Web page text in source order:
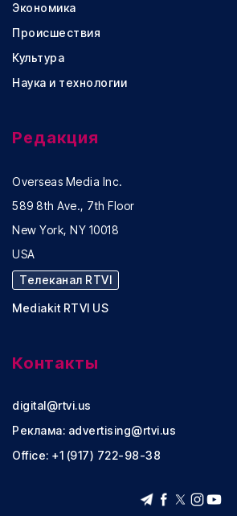
Экономика
Происшествия
Культура
Наука и технологии
Редакция
Overseas Media Inc.
589 8th Ave., 7th Floor
New York, NY 10018
USA
Телеканал RTVI
Mediakit RTVI US
Контакты
digital@rtvi.us
Реклама: advertising@rtvi.us
Office: +1 (917) 722-98-38